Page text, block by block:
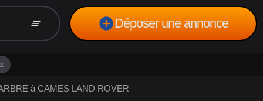
clear_all add_circleDéposer une annonce
à CAMES LAND ROVER